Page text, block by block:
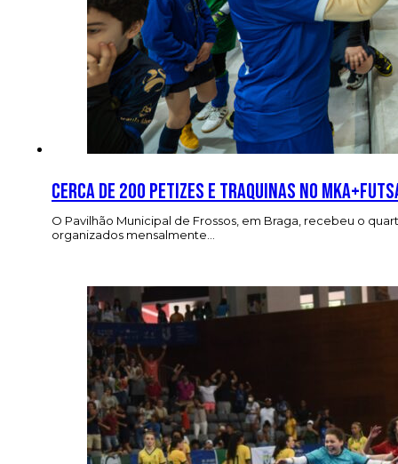
Cerca de 200 petizes e traquinas no
O Pavilhão Municipal de Frossos, em Braga, recebeu o
organizados mensalmente…